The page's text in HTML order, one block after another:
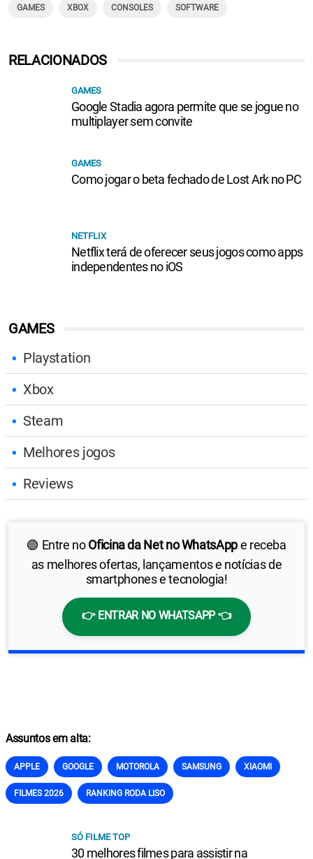
GAMES XBOX CONSOLES SOFTWARE
GAMES
Playstation
Xbox
Steam
Melhores jogos
Reviews
🟢 Entre noOficina da Net no WhatsAppe receba
as melhores ofertas, lançamentos e notícias de
smartphones e tecnologia!
👉 ENTRAR NO WHATSAPP 👈
RELACIONADOS
GAMES
Google Stadia agora permite que se jogue no
multiplayer sem convite
GAMES
Como jogar o beta fechado de Lost Ark no PC
NETFLIX
Netflix terá de oferecer seus jogos como apps
independentes no iOS
Assuntos em alta:
APPLE GOOGLE MOTOROLA SAMSUNG XIAOMI
FILMES 2026 RANKING RODA LISO
SÓ FILME TOP
30 melhores filmes para assistir na